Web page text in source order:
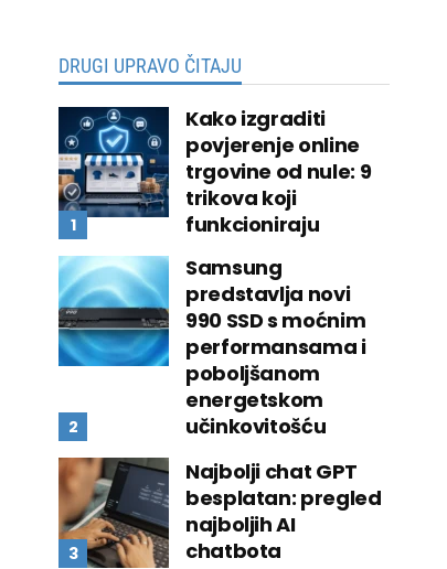
DRUGI UPRAVO ČITAJU
Kako izgraditi
povjerenje online
trgovine od nule: 9
trikova koji
funkcioniraju
Samsung
predstavlja novi
990 SSD s moćnim
performansama i
poboljšanom
energetskom
učinkovitošću
Najbolji chat GPT
besplatan: pregled
najboljih AI
chatbota